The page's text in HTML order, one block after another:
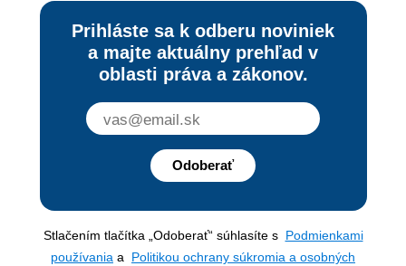
Prihláste sa k odberu noviniek
a majte aktuálny prehľad v
oblasti práva a zákonov.
Odoberať
Stlačením tlačítka „Odoberať“ súhlasíte s Podmienkami
používania a Politikou ochrany súkromia a osobných